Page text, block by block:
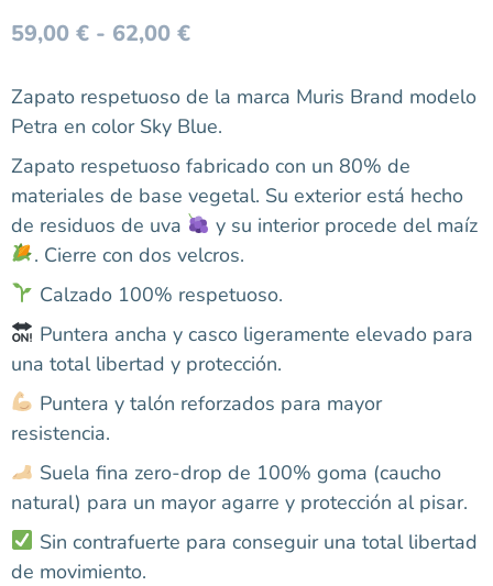
59,00 € - 62,00 €
Zapato respetuoso de la marca Muris Brand modelo
Petra en color Sky Blue.
Zapato respetuoso fabricado con un 80% de
materiales de base vegetal. Su exterior está hecho
de residuos de uva
y su interior procede del maíz
. Cierre con dos velcros.
Calzado 100% respetuoso.
Puntera ancha y casco ligeramente elevado para
una total libertad y protección.
Puntera y talón reforzados para mayor
resistencia.
Suela fina zero-drop de 100% goma (caucho
natural) para un mayor agarre y protección al pisar.
Sin contrafuerte para conseguir una total libertad
de movimiento.